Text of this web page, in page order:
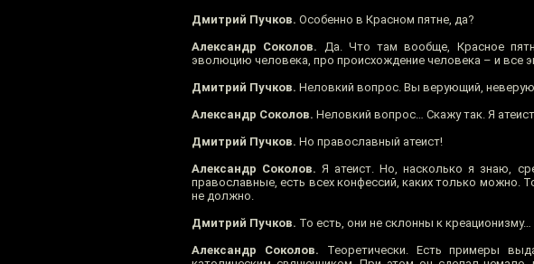
Дмитрий Пучков. Особенно в Красном пятне, да?
Александр Соколов. Да. Что там вообще, Красное
эволюцию человека, про происхождение человека – и все
Дмитрий Пучков. Неловкий вопрос. Вы верующий,
Александр Соколов. Неловкий вопрос… Скажу так. Я
Дмитрий Пучков. Но православный атеист!
Александр Соколов. Я атеист. Но, насколько я знаю,
православные, есть всех конфессий, каких только можно.
не должно.
Дмитрий Пучков. То есть, они не склонны к креационизму…
Александр Соколов. Теоретически. Есть примеры